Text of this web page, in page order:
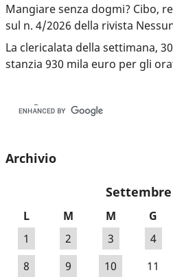
Mangiare senza dogmi? Cibo,
sul n. 4/2026 della rivista
La clericalata della settimana,
stanzia 930 mila euro per gli
Archivio
Settembre
L M M G
1
2 3 4
8
9 10 11